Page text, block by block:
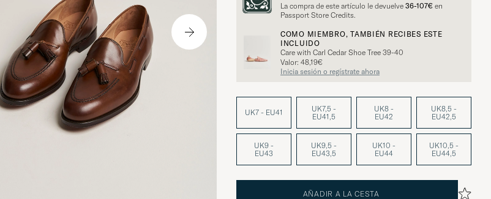
La compra de este artículo le devuelve 36-107€ en
Passport Store Credits.
COMO MIEMBRO, TAMBIÉN RECIBES ESTE
INCLUIDO
Care with Carl Cedar Shoe Tree 39-40
Valor: 48,19€
Inicia sesión o regístrate ahora
UK7 - EU41
UK7,5 -
EU41,5
UK8 -
EU42
UK8,5 -
EU42,5
UK9 -
EU43
UK9,5 -
EU43,5
UK10 -
EU44
UK10,5 -
EU44,5
AÑADIR A LA CESTA